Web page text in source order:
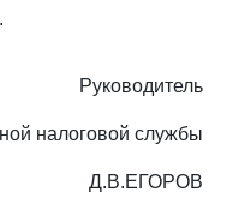
Руководитель
налоговой службы
Д.В.ЕГОРОВ